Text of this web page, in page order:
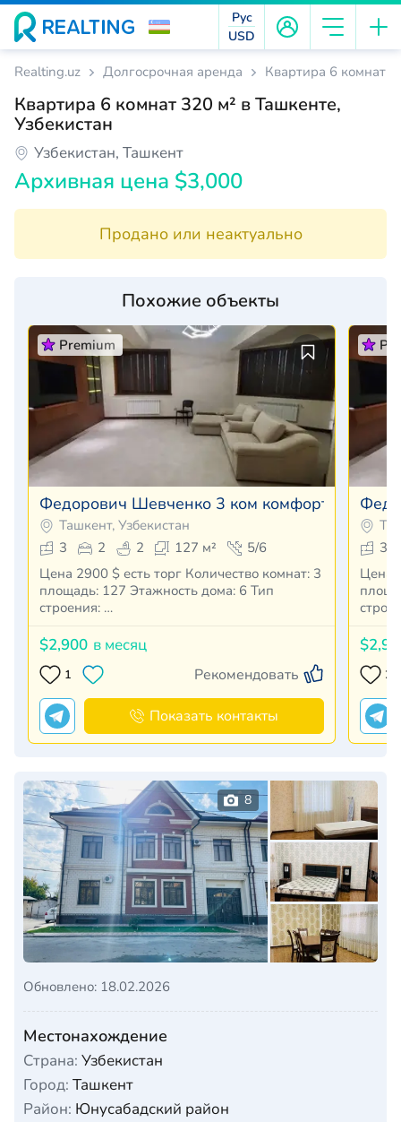
Рус
USD
Realting.uz Долгосрочная аренда Квартира 6 комнат
Квартира 6 комнат 320 м² в Ташкенте,
Узбекистан
Узбекистан, Ташкент
Архивная цена $3,000
Продано или неактуально
Похожие объекты
Premium
Федорович Шевченко 3 ком комфорт класс
Ташкент, Узбекистан
3
2 2 127 м²
5/6
Цена 2900 $ есть торг Количество комнат: 3
площадь: 127 Этажность дома: 6 Тип
строения: …
$2,900 в месяц
1 Рекомендовать
Показать контакты
3
Цена
2
8
Обновлено: 18.02.2026
Местонахождение
Страна: Узбекистан
Город: Ташкент
Район: Юнусабадский район